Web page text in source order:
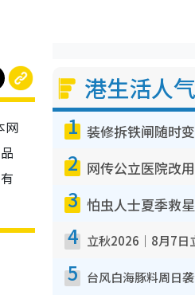
网
港生活人
1
2
3
4
5